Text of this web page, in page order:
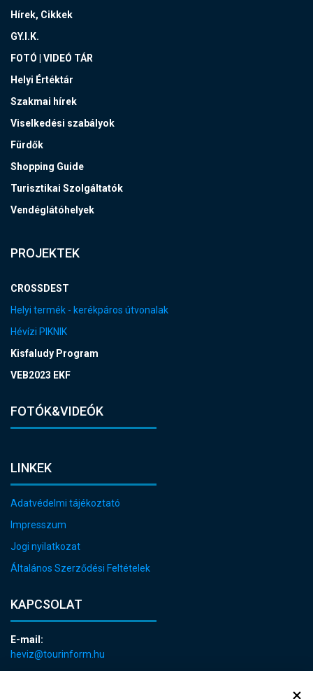
Hírek, Cikkek
GY.I.K.
FOTÓ | VIDEÓ TÁR
Helyi Értéktár
Szakmai hírek
Viselkedési szabályok
Fürdők
Shopping Guide
Turisztikai Szolgáltatók
Vendéglátóhelyek
PROJEKTEK
CROSSDEST
Helyi termék - kerékpáros útvonalak
Hévízi PIKNIK
Kisfaludy Program
VEB2023 EKF
FOTÓK&VIDEÓK
LINKEK
Adatvédelmi tájékoztató
Impresszum
Jogi nyilatkozat
Általános Szerződési Feltételek
KAPCSOLAT
E-mail:
heviz@tourinform.hu